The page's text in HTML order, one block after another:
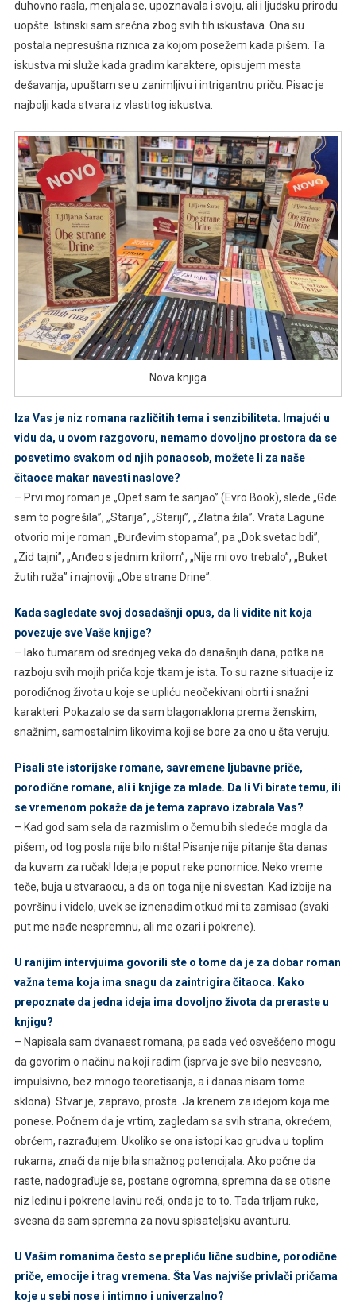
duhovno rasla, menjala se, upoznavala i svoju, ali i ljudsku prirodu
uopšte. Istinski sam srećna zbog svih tih iskustava. Ona su
postala nepresušna riznica za kojom posežem kada pišem. Ta
iskustva mi služe kada gradim karaktere, opisujem mesta
dešavanja, upuštam se u zanimljivu i intrigantnu priču. Pisac je
najbolji kada stvara iz vlastitog iskustva.
Nova knjiga
Iza Vas je niz romana različitih tema i senzibiliteta. Imajući u
vidu da, u ovom razgovoru, nemamo dovoljno prostora da se
posvetimo svakom od njih ponaosob, možete li za naše
čitaoce makar navesti naslove?
– Prvi moj roman je „Opet sam te sanjao” (Evro Book), slede „Gde
sam to pogrešila”, „Starija”, „Stariji”, „Zlatna žila”. Vrata Lagune
otvorio mi je roman „Đurđevim stopama”, pa „Dok svetac bdi”,
„Zid tajni”, „Anđeo s jednim krilom”, „Nije mi ovo trebalo”, „Buket
žutih ruža” i najnoviji „Obe strane Drine”.
Kada sagledate svoj dosadašnji opus, da li vidite nit koja
povezuje sve Vaše knjige?
– Iako tumaram od srednjeg veka do današnjih dana, potka na
razboju svih mojih priča koje tkam je ista. To su razne situacije iz
porodičnog života u koje se upliću neočekivani obrti i snažni
karakteri. Pokazalo se da sam blagonaklona prema ženskim,
snažnim, samostalnim likovima koji se bore za ono u šta veruju.
Pisali ste istorijske romane, savremene ljubavne priče,
porodične romane, ali i knjige za mlade. Da li Vi birate temu, ili
se vremenom pokaže da je tema zapravo izabrala Vas?
– Kad god sam sela da razmislim o čemu bih sledeće mogla da
pišem, od tog posla nije bilo ništa! Pisanje nije pitanje šta danas
da kuvam za ručak! Ideja je poput reke ponornice. Neko vreme
teče, buja u stvaraocu, a da on toga nije ni svestan. Kad izbije na
površinu i videlo, uvek se iznenadim otkud mi ta zamisao (svaki
put me nađe nespremnu, ali me ozari i pokrene).
U ranijim intervjuima govorili ste o tome da je za dobar roman
važna tema koja ima snagu da zaintrigira čitaoca. Kako
prepoznate da jedna ideja ima dovoljno života da preraste u
knjigu?
– Napisala sam dvanaest romana, pa sada već osvešćeno mogu
da govorim o načinu na koji radim (isprva je sve bilo nesvesno,
impulsivno, bez mnogo teoretisanja, a i danas nisam tome
sklona). Stvar je, zapravo, prosta. Ja krenem za idejom koja me
ponese. Počnem da je vrtim, zagledam sa svih strana, okrećem,
obrćem, razrađujem. Ukoliko se ona istopi kao grudva u toplim
rukama, znači da nije bila snažnog potencijala. Ako počne da
raste, nadograđuje se, postane ogromna, spremna da se otisne
niz ledinu i pokrene lavinu reči, onda je to to. Tada trljam ruke,
svesna da sam spremna za novu spisateljsku avanturu.
U Vašim romanima često se prepliću lične sudbine, porodične
priče, emocije i trag vremena. Šta Vas najviše privlači pričama
koje u sebi nose i intimno i univerzalno?